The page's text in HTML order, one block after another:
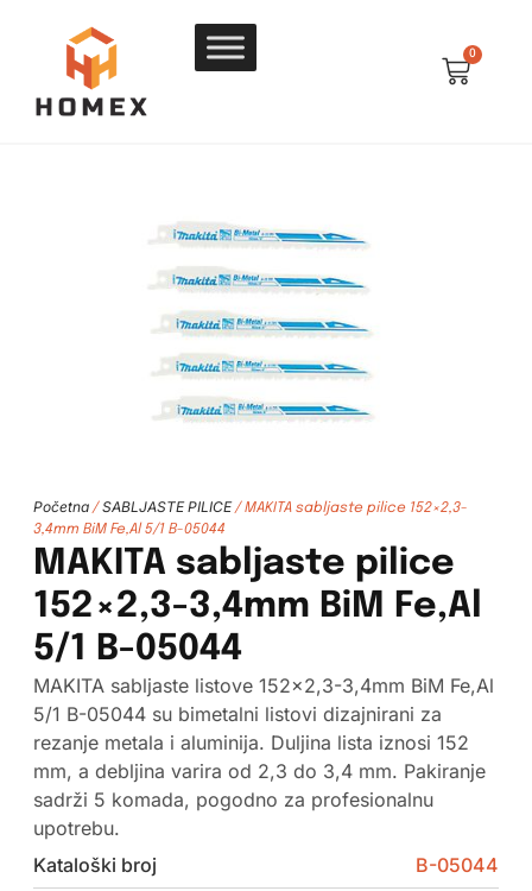
0
Početna/ SABLJASTE PILICE/ MAKITA sabljaste pilice 152×2,3-
3,4mm BiM Fe,Al 5/1 B-05044
MAKITA sabljaste pilice
152×2,3-3,4mm BiM Fe,Al
5/1 B-05044
MAKITA sabljaste listove 152×2,3-3,4mm BiM Fe,Al
5/1 B-05044 su bimetalni listovi dizajnirani za
rezanje metala i aluminija. Duljina lista iznosi 152
mm, a debljina varira od 2,3 do 3,4 mm. Pakiranje
sadrži 5 komada, pogodno za profesionalnu
upotrebu.
Kataloški broj
B-05044